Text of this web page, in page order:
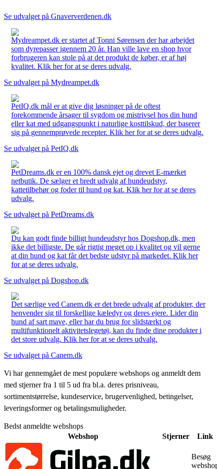
Se udvalget på Gnaververdenen.dk
Mydreampet.dk er startet af Tonni Sørensen der har arbejdet
som dyrepasser igennem 20 år. Han ville lave en shop hvor
forbrugeren kan stole på at det produkt de køber, er af høj
kvalitet. Klik her for at se deres udvalg.
Se udvalget på Mydreampet.dk
PetIQ.dk mål er at give dig løsninger på de oftest
forekommende årsager til sygdom og mistrivsel hos din hund
eller kat med udgangspunkt i naturlige kosttilskud, der baserer
sig på gennemprøvede recepter. Klik her for at se deres udvalg.
Se udvalget på PetIQ.dk
PetDreams.dk er en 100% dansk ejet og drevet E-mærket
netbutik. De sælger et bredt udvalg af hundeudstyr,
kattetilbehør og foder til hund og kat. Klik her for at se deres
udvalg.
Se udvalget på PetDreams.dk
Du kan godt finde billigt hundeudstyr hos Dogshop.dk, men
ikke det billigste. De går rigtig meget op i kvalitet og vil gerne
at din hund og kat får det bedste udstyr på markedet. Klik her
for at se deres udvalg.
Se udvalget på Dogshop.dk
Det særlige ved Canem.dk er det brede udvalg af produkter, der
henvender sig til forskellige kæledyr og deres ejere. Lider din
hund af sart mave, eller har du brug for slidstærkt og
multifunktionelt aktivitetslegetøj, kan du finde dine produkter i
det store udvalg. Klik her for at se deres udvalg.
Se udvalget på Canem.dk
Vi har gennemgået de mest populære webshops og anmeldt dem
med stjerner fra 1 til 5 ud fra bl.a. deres prisniveau,
sortimentstørrelse, kundeservice, brugervenlighed, betingelser,
leveringsformer og betalingsmuligheder.
Bedst anmeldte webshops
Webshop
Stjerner Link
Besøg